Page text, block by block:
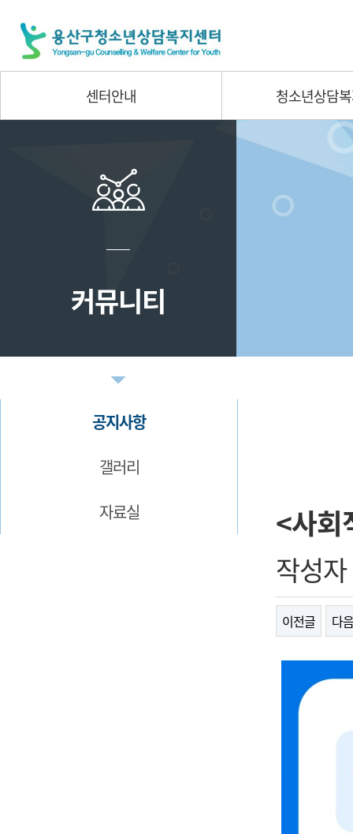
센터안내 청소년상담
커뮤니티
공지사항
갤러리
자료실
​<사회
작성자
이전글 다